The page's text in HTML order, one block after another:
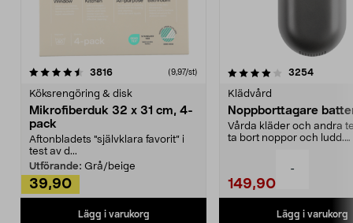
-
3816recensioner (9,97/st)
Köksrengöring & disk
Mikrofiberduk 32 x 31 cm, 4-
pack
Aftonbladets "självklara favorit” i
test av d...
Utförande: Grå/beige
39,90
Lägg i varukorg
4.0av 5 stjärnor 3254
Klädvård
Noppborttagare
Vårda kläder och andra
ta bort noppor och ludd.
149,90
Lägg i varukorg
4.5av 5 stjärnor